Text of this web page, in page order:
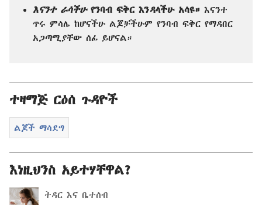
እናንተ ራሳችሁየንባብ ፍቅር እንዳላችሁ አሳዩ። እናንተ
ጥሩ ምሳሌ ከሆናችሁ ልጆቻችሁም የንባብ ፍቅር የማዳበር
አጋጣሚያቸው ሰፊ ይሆናል።
ተዛማጅ ርዕሰ ጉዳዮች
ልጆች ማሳደግ
እነዚህንስ አይተሃቸዋል?
ትዳር እና ቤተሰብ